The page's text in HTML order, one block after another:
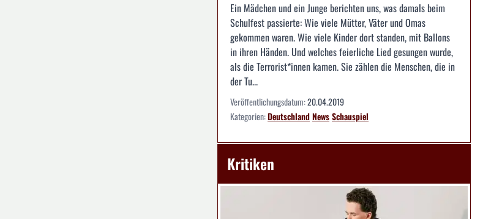
Ein Mädchen und ein Junge berichten uns, was damals beim
Schulfest passierte: Wie viele Mütter, Väter und Omas
gekommen waren. Wie viele Kinder dort standen, mit Ballons
in ihren Händen. Und welches feierliche Lied gesungen wurde,
als die Terrorist*innen kamen. Sie zählen die Menschen, die in
der Tu...
Veröffentlichungsdatum:20.04.2019
Kategorien:DeutschlandNewsSchauspiel
Kritiken